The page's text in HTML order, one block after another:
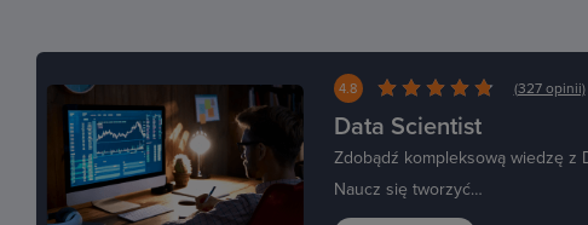
4.8 (327 opinii)
Data Scientist
Zdobądź kompleksową wiedzę z
Naucz się tworzyć…